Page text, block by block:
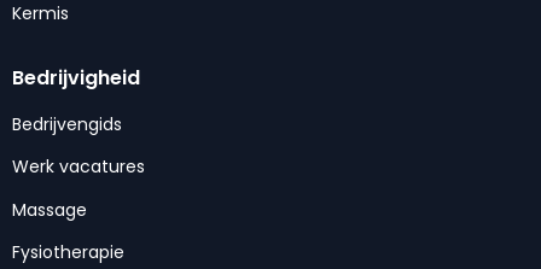
Kermis
Bedrijvigheid
Bedrijvengids
Werk vacatures
Massage
Fysiotherapie